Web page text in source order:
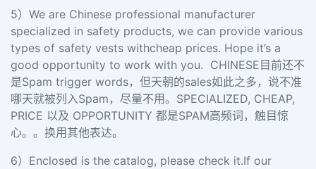
5）We are Chinese professional manufacturer
specialized in safety products, we can provide various
types of safety vests withcheap prices. Hope it’s a
good opportunity to work with you. CHINESE目前还不
是Spam trigger words，但天朝的sales如此之多，说不准
哪天就被列入Spam，尽量不用。SPECIALIZED, CHEAP,
PRICE 以及 OPPORTUNITY 都是SPAM高频词，触目惊
心。。换用其他表达。
6）Enclosed is the catalog, please check it.If our